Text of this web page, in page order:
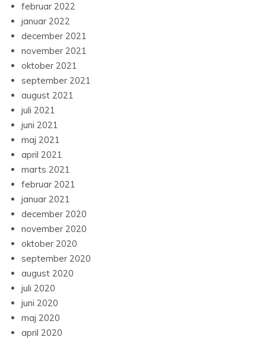
februar 2022
januar 2022
december 2021
november 2021
oktober 2021
september 2021
august 2021
juli 2021
juni 2021
maj 2021
april 2021
marts 2021
februar 2021
januar 2021
december 2020
november 2020
oktober 2020
september 2020
august 2020
juli 2020
juni 2020
maj 2020
april 2020